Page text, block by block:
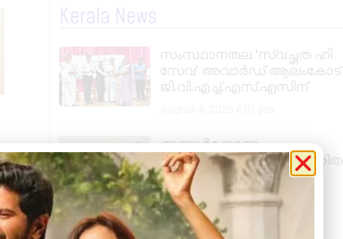
Kerala News
സംസ്ഥാനതല ‘സ്വച്ഛത ഹി
സേവ’ അവാർഡ് ആലംകോട്
ജി.വി.എച്ച്.എസ്.എസിന്
അണ്ടൂർക്കോണം
ഗ്രാമപഞ്ചായത്തിൽ ഹരിത
കർമ്മസേനാംഗങ്ങൾക്ക്
ഓണപുടവ വിതരണം
August 4, 2026